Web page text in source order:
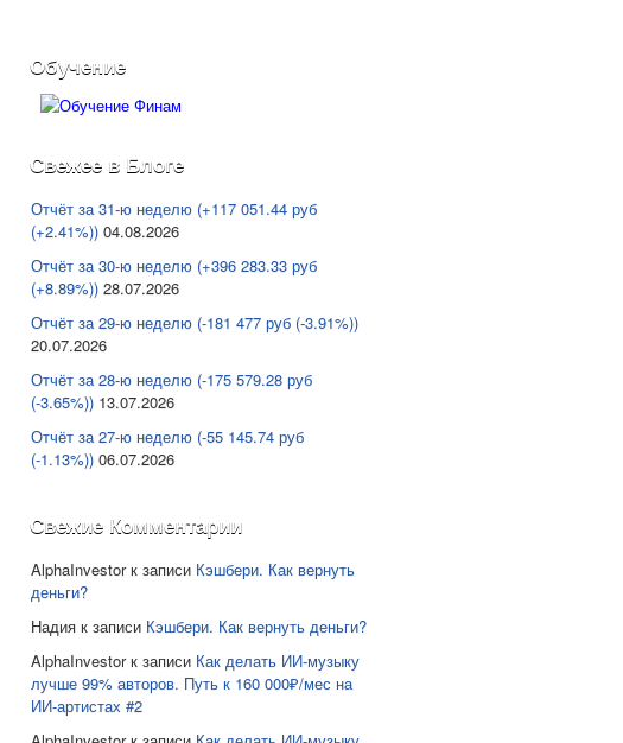
Обучение
Свежее в Блоге
Отчёт за 31-ю неделю (+117 051.44 руб
(+2.41%)) 04.08.2026
Отчёт за 30-ю неделю (+396 283.33 руб
(+8.89%)) 28.07.2026
Отчёт за 29-ю неделю (-181 477 руб (-3.91%))
20.07.2026
Отчёт за 28-ю неделю (-175 579.28 руб
(-3.65%)) 13.07.2026
Отчёт за 27-ю неделю (-55 145.74 руб
(-1.13%)) 06.07.2026
Свежие Комментарии
AlphaInvestorк записи Кэшбери. Как вернуть
деньги?
Надия к записи Кэшбери. Как вернуть деньги?
AlphaInvestorк записи Как делать ИИ-музыку
лучше 99% авторов. Путь к 160 000₽/мес на
ИИ-артистах #2